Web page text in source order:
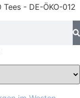
- DE-ÖKO-012